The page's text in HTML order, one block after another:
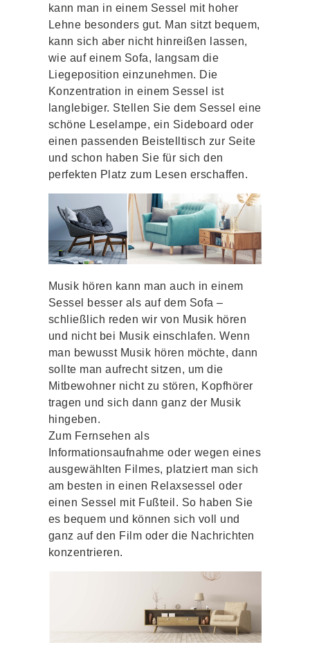
kann man in einem Sessel mit hoher
Lehne besonders gut. Man sitzt bequem,
kann sich aber nicht hinreißen lassen,
wie auf einem Sofa, langsam die
Liegeposition einzunehmen. Die
Konzentration in einem Sessel ist
langlebiger. Stellen Sie dem Sessel eine
schöne Leselampe, ein Sideboard oder
einen passenden Beistelltisch zur Seite
und schon haben Sie für sich den
perfekten Platz zum Lesen erschaffen.
Musik hören kann man auch in einem
Sessel besser als auf dem Sofa –
schließlich reden wir von Musik hören
und nicht bei Musik einschlafen. Wenn
man bewusst Musik hören möchte, dann
sollte man aufrecht sitzen, um die
Mitbewohner nicht zu stören, Kopfhörer
tragen und sich dann ganz der Musik
hingeben.
Zum Fernsehen als
Informationsaufnahme oder wegen eines
ausgewählten Filmes, platziert man sich
am besten in einen Relaxsessel oder
einen Sessel mit Fußteil. So haben Sie
es bequem und können sich voll und
ganz auf den Film oder die Nachrichten
konzentrieren.